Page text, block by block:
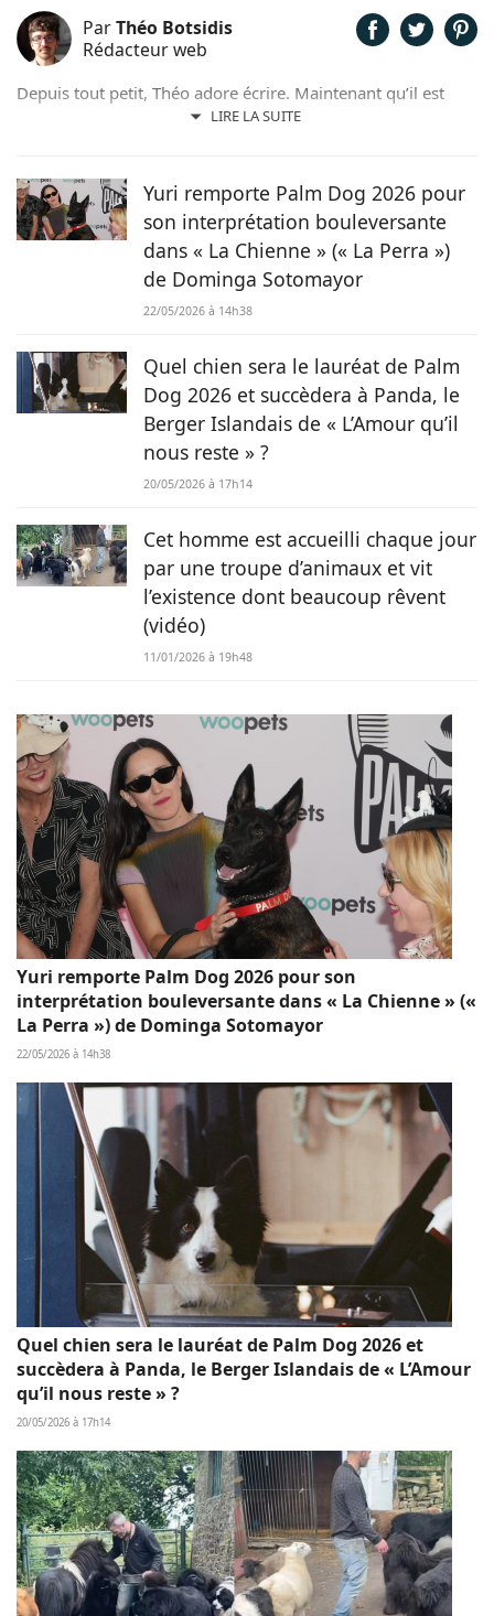
ParThéo Botsidis
Rédacteur web
LIRE LA SUITE
Depuis tout petit, Théo adore écrire. Maintenant qu’il est
rédacteur web, il partage avec plaisir ce qu’il découvre sur le
Yuri remporte Palm Dog 2026 pour
son interprétation bouleversante
dans « La Chienne » (« La Perra »)
de Dominga Sotomayor
22/05/2026 à 14h38
Quel chien sera le lauréat de Palm
Dog 2026 et succèdera à Panda, le
Berger Islandais de « L’Amour qu’il
nous reste » ?
20/05/2026 à 17h14
Cet homme est accueilli chaque jour
par une troupe d’animaux et vit
l’existence dont beaucoup rêvent
(vidéo)
11/01/2026 à 19h48
Yuri remporte Palm Dog 2026 pour son
interprétation bouleversante dans « La Chienne » («
La Perra ») de Dominga Sotomayor
22/05/2026 à 14h38
Quel chien sera le lauréat de Palm Dog 2026 et
succèdera à Panda, le Berger Islandais de « L’Amour
qu’il nous reste » ?
20/05/2026 à 17h14